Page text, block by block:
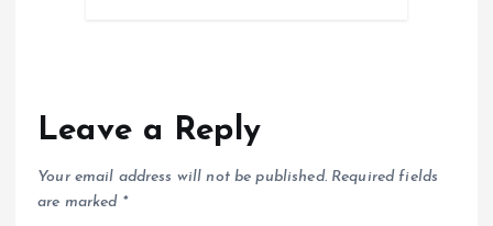
Leave a Reply
Your email address will not be published. Required fields
are marked *